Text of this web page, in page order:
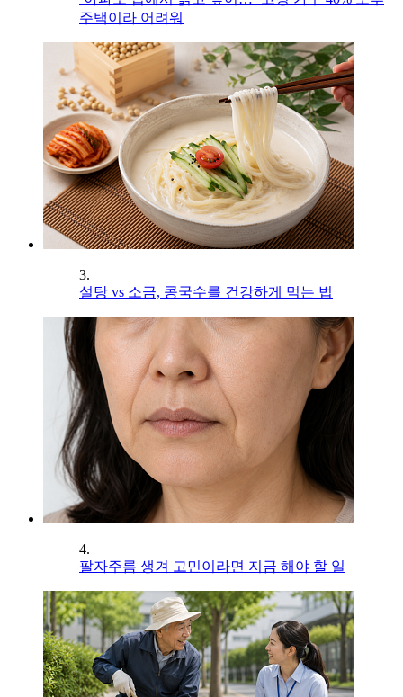
주택이라 어려워
3.
설탕 vs 소금, 콩국수를 건강하게 먹는 법
4.
팔자주름 생겨 고민이라면 지금 해야 할 일